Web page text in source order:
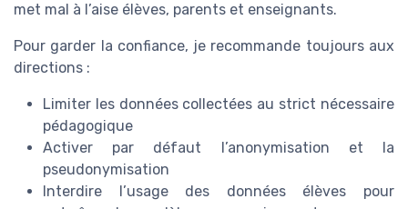
met mal à l’aise élèves, parents et enseignants.
Pour garder la confiance, je recommande toujours aux
directions :
Limiter les données collectées au strict nécessaire
pédagogique
Activer par défaut l’anonymisation et la
pseudonymisation
Interdire l’usage des données élèves pour